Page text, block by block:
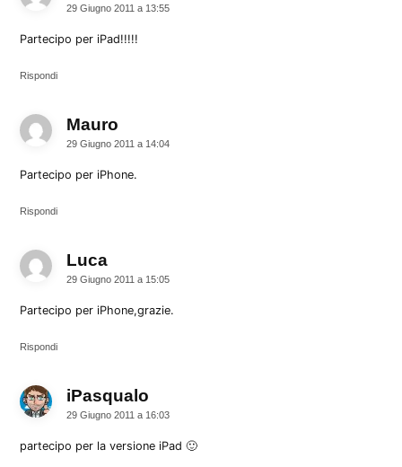
29 Giugno 2011 a 13:55
Partecipo per iPad!!!!!
Rispondi
Mauro
29 Giugno 2011 a 14:04
Partecipo per iPhone.
Rispondi
Lucadice:
29 Giugno 2011 a 15:05
Partecipo per iPhone,grazie.
Rispondi
iPasqualo
29 Giugno 2011 a 16:03
partecipo per la versione iPad 🙂